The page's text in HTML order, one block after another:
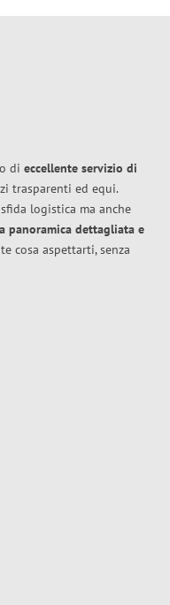
di eccellente servizio di
trasparenti ed equi.
logistica ma anche
panoramica dettagliata e
cosa aspettarti, senza